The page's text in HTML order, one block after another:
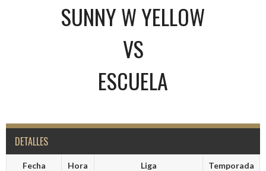
SUNNY W YELLOW
VS
ESCUELA
DETALLES
Fecha Hora Liga Temporada